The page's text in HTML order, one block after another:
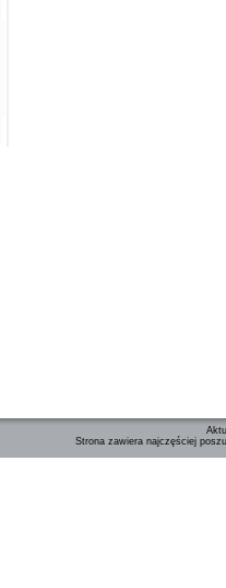
Strona zawiera najczęściej